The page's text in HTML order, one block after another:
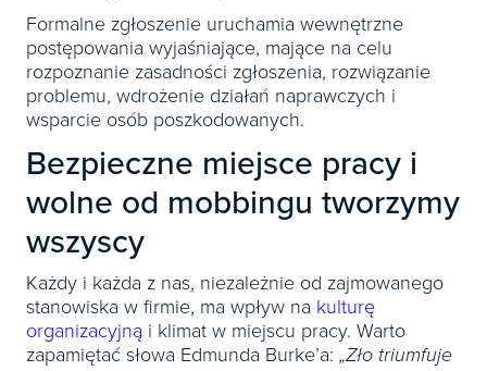
Formalne zgłoszenie uruchamia wewnętrzne
postępowania wyjaśniające, mające na celu
rozpoznanie zasadności zgłoszenia, rozwiązanie
problemu, wdrożenie działań naprawczych i
wsparcie osób poszkodowanych.
Bezpieczne miejsce pracy i
wolne od mobbingu tworzymy
wszyscy
Każdy i każda z nas, niezależnie od zajmowanego
stanowiska w firmie, ma wpływ na kulturę
organizacyjną i klimat w miejscu pracy. Warto
zapamiętać słowa Edmunda Burke’a: „Zło triumfuje